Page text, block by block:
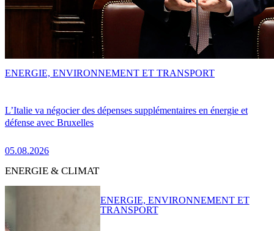
L’Italie va négocier des dépenses supplémentaires en énergie et
défense avec Bruxelles
05.08.2026
ENERGIE, ENVIRONNEMENT ET TRANSPORT
ENERGIE & CLIMAT
ENERGIE, ENVIRONNEMENT ET
TRANSPORT